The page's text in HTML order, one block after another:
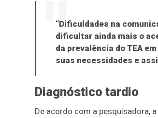
“Dificuldades na
dificultar ainda mais o
da prevalência do TEA
suas necessidades e
Diagnóstico tardio
De acordo com a pesquisadora,